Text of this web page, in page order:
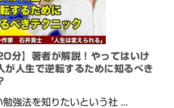
分】著者が解説！やってはいけ
人生で逆転するために知るべき
強法を知りたいという社 ...